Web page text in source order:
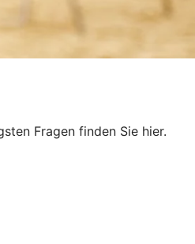
Fragen finden Sie hier.